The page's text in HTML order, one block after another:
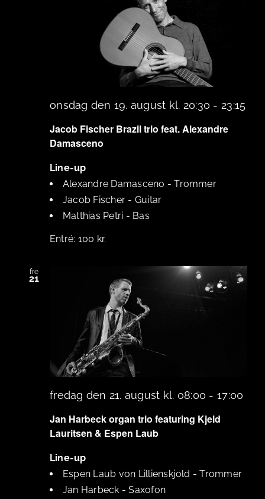
onsdag den 19. august kl. 20:30 - 23:15
Jacob Fischer Brazil trio feat. Alexandre
Damasceno
Line-up
Alexandre Damasceno -Trommer
Jacob Fischer - Guitar
Matthias Petri - Bas
100 kr.
fre
21
fredag den 21. august kl. 08:00 - 17:00
Jan Harbeck organ trio featuring Kjeld
Lauritsen & Espen Laub
Line-up
Espen Laub von Lillienskjold -Trommer
Jan Harbeck -Saxofon